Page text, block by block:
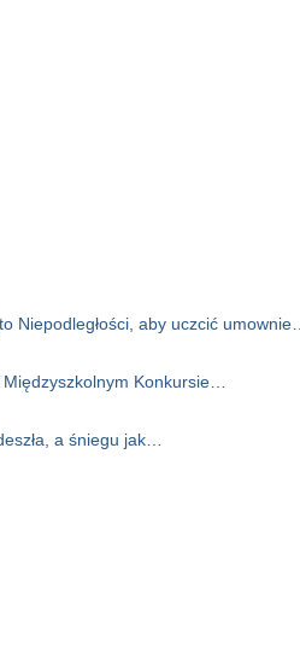
Niepodległości, aby uczcić umownie…
Konkursie…
a śniegu jak…